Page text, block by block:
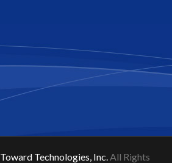
Toward Technologies, Inc.All Rights